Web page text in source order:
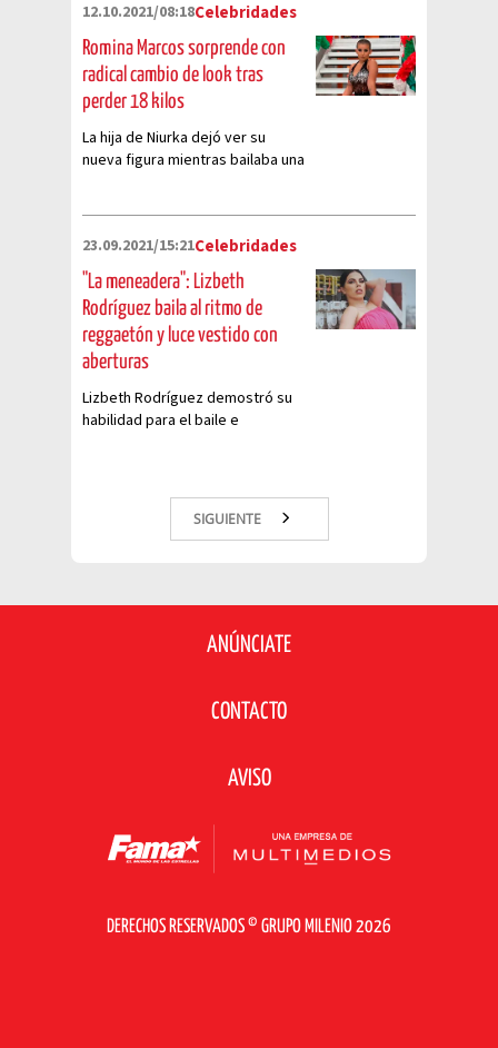
12.10.2021/08:18Celebridades
Romina Marcos sorprende con
radical cambio de look tras
perder 18 kilos
La hija de Niurka dejó ver su
nueva figura mientras bailaba una
23.09.2021/15:21Celebridades
"La meneadera": Lizbeth
Rodríguez baila al ritmo de
reggaetón y luce vestido con
aberturas
Lizbeth Rodríguez demostró su
habilidad para el baile e
SIGUIENTE
ANÚNCIATE
CONTACTO
AVISO
DERECHOS RESERVADOS © GRUPO MILENIO 2026